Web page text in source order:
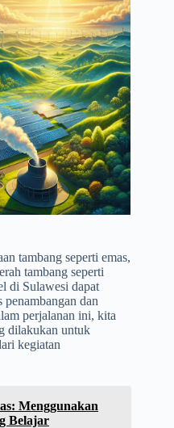
tambang seperti emas,
tambang seperti
di Sulawesi dapat
penambangan dan
perjalanan ini, kita
dilakukan untuk
kegiatan
Menggunakan
Belajar